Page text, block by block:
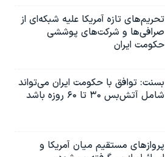
تحریم‌های تازه آمریکا علیه شبکه‌ای از
صرافی‌ها و شرکت‌های پوششی
حکومت ایران
بسنت: توافق با حکومت ایران می‌تواند
شامل آتش‌بس ۳۰ تا ۶۰ روزه باشد
پروازهای مستقیم میان آمریکا و